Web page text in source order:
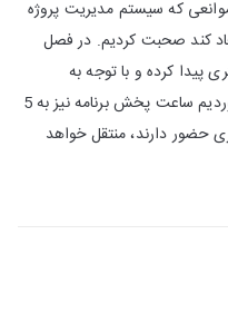
موانعی که سیستم مدیریت پروژه
کند صحبت کردیم. در فصل
پیدا کرده و با توجه به
تجربیاتی که در این 10 قسمت بدست آوردیم ساعت پخش برنامه نیز به 5
حضور دارند، منتقل خواهد